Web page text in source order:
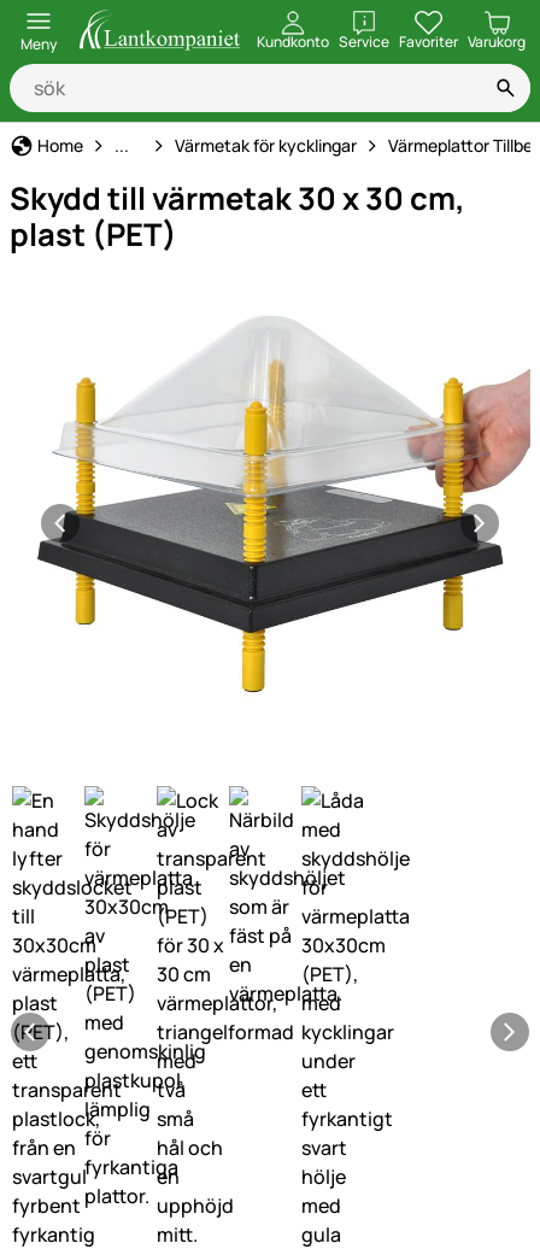
Meny Kundkonto ServiceöppnaFavoriter Varukorg
Home Kycklinguppfödning
... Värmetak för kycklingar Värmeplattor
Skydd till värmetak 30 x 30 cm,
plast (PET)